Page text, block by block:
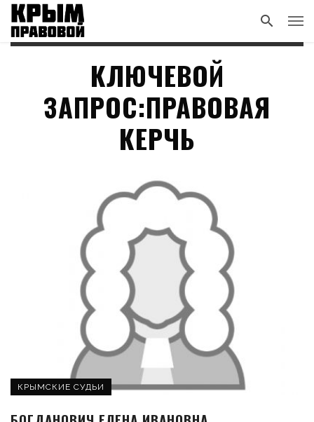
КЛЮЧЕВОЙ
ЗАПРОС:ПРАВОВАЯ
КЕРЧЬ
КРЫМСКИЕ СУДЬИ